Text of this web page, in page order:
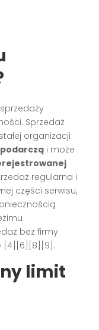
Sprzedaż
organizacji
i może
regularna i
części serwisu,
bez firmy
[4][6][8][9].
limit